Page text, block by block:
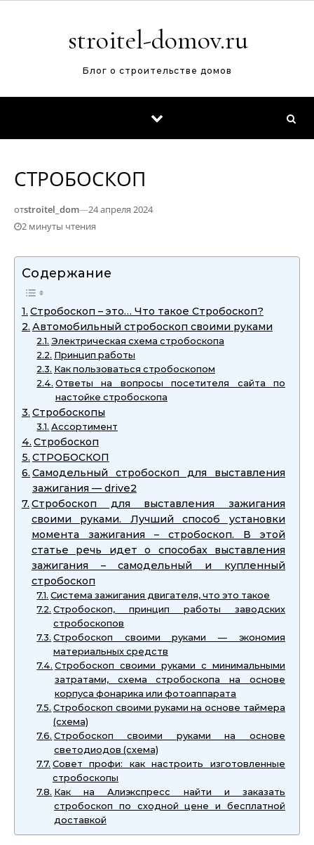
stroitel-domov.ru
Блог о строительстве домов
СТРОБОСКОП
отstroitel_dom—24 апреля 2024
2 минуты чтения
Содержание
Стробоскоп – это… Что такое Стробоскоп?
Автомобильный стробоскоп своими руками
Электрическая схема стробоскопа
Принцип работы
Как пользоваться стробоскопом
Ответы на вопросы посетителя сайта по
настойке стробоскопа
Стробоскопы
Ассортимент
Стробоскоп
СТРОБОСКОП
Самодельный стробоскоп для выставления
зажигания — drive2
Стробоскоп для выставления зажигания
своими руками. Лучший способ установки
момента зажигания – стробоскоп. В этой
статье речь идет о способах выставления
зажигания – самодельный и купленный
стробоскоп
Система зажигания двигателя, что это такое
Стробоскоп, принцип работы заводских
стробоскопов
Стробоскоп своими руками — экономия
материальных средств
Стробоскоп своими руками с минимальными
затратами, схема стробоскопа на основе
корпуса фонарика или фотоаппарата
Стробоскоп своими руками на основе таймера
(схема)
Стробоскоп своими руками на основе
светодиодов (схема)
Совет профи: как настроить изготовленные
стробоскопы
Как на Алиэкспресс найти и заказать
стробоскоп по сходной цене и бесплатной
доставкой